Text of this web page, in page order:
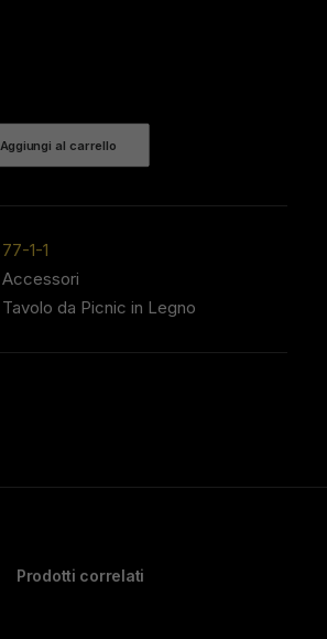
Aggiungi al carrello
77-1-1
Accessori
Tavolo da Picnic in Legno
Prodotti correlati